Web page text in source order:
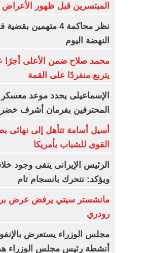
المبتسرين قبل ظهور الأعراض
نظر محاكمة 4 متهمين
النهضة اليوم
محمد صلاح ضمن الأعلى أجرًا
يتربع منفردًا على القمة
الإسماعيلى يحدد موعد معسكر
المحترفين بفرمان أشرف خضر
أسيل أسامة تتأهل إلى نهائى
القوى للشباب بأمريكا
الرئيس الإيرانى ينفى وجود
ويؤكد: نتحرك بانسجام تام
مانشستر سيتي يرفض عرض
رودري
مجلس الوزراء يستعرض
أنشطة رئيس مجلس الوزراء